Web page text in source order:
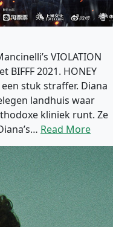
VIOLATION
BIFFF 2021. HONEY
stuk straffer. Diana
landhuis waar
kliniek runt. Ze
Read More